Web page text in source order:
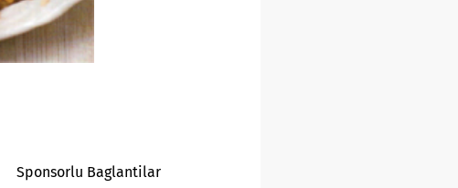
Sponsorlu Baglantilar